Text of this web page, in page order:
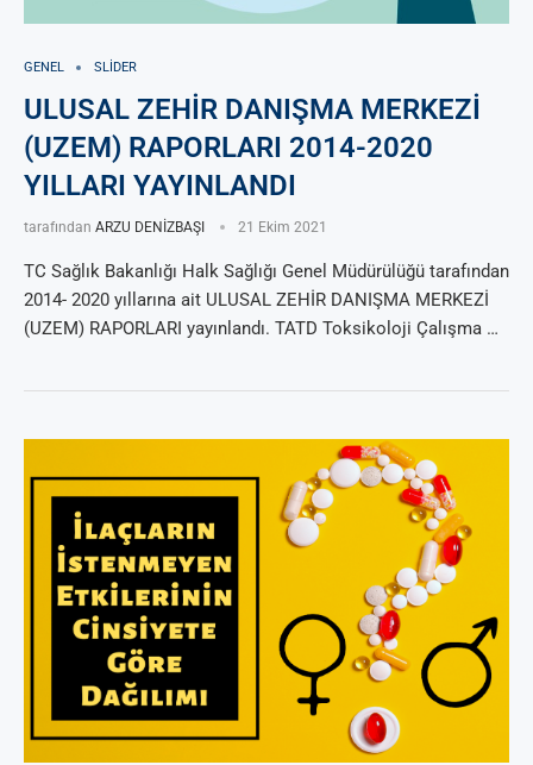
GENEL SLIDER
ULUSAL ZEHİR DANIŞMA MERKEZİ
(UZEM) RAPORLARI 2014-2020
YILLARI YAYINLANDI
tarafından ARZU DENİZBAŞI 21 Ekim 2021
TC Sağlık Bakanlığı Halk Sağlığı Genel Müdürülüğü tarafından
2014- 2020 yıllarına ait ULUSAL ZEHİR DANIŞMA MERKEZİ
(UZEM) RAPORLARI yayınlandı. TATD Toksikoloji Çalışma …